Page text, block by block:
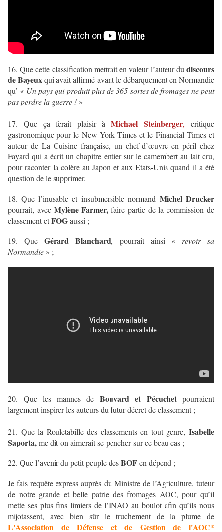
16. Que cette classification mettrait en valeur l’auteur du discours
de Bayeuxqui avait affirmé avant le débarquement en Normandie
qu’ « Un pays qui produit plus de 365 sortes de fromages ne peut
pas perdre la guerre ! »
17. Que ça ferait plaisir à Michael Steinberger, critique
gastronomique pour le New York Times et le Financial Times et
auteur de La Cuisine française, un chef-d’œuvre en péril chez
Fayard qui a écrit un chapitre entier sur le camembert au lait cru,
pour raconter la colère au Japon et aux Etats-Unis quand il a été
question de le supprimer.
18. Que l’inusable et insubmersible normand Michel Drucker
pourrait, avec Mylène Farmer, faire partie de la commission de
classement etFOGaussi ;
19. QueGérard Blanchard, pourrait ainsi « revoir sa
Normandie » ;
20. Que les mannes de Bouvard et Pécuchetpourraient
largement inspirer les auteurs du futur décret de classement ;
21. Que la Rouletabille des classements en tout genre, Isabelle
Saporta,me dit-on aimerait se pencher sur ce beau cas ;
22. Que l’avenir du petit peuple desBOFen dépend ;
Je fais requête express auprès du Ministre de l’Agriculture, tuteur
de notre grande et belle patrie des fromages AOC, pour qu’il
mette ses plus fins limiers de l’INAO au boulot afin qu’ils nous
mijotassent, avec bien sûr le truchement de la plume de
L'Association de Défense et de Gestion de l'AOC*